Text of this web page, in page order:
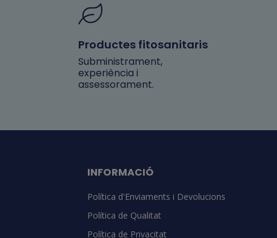
Productes fitosanitaris
Subministrament,
experiència i
assessorament.
INFORMACIÓ
Política d'Enviaments i Devolucions
Política de Qualitat
Política de Privacitat